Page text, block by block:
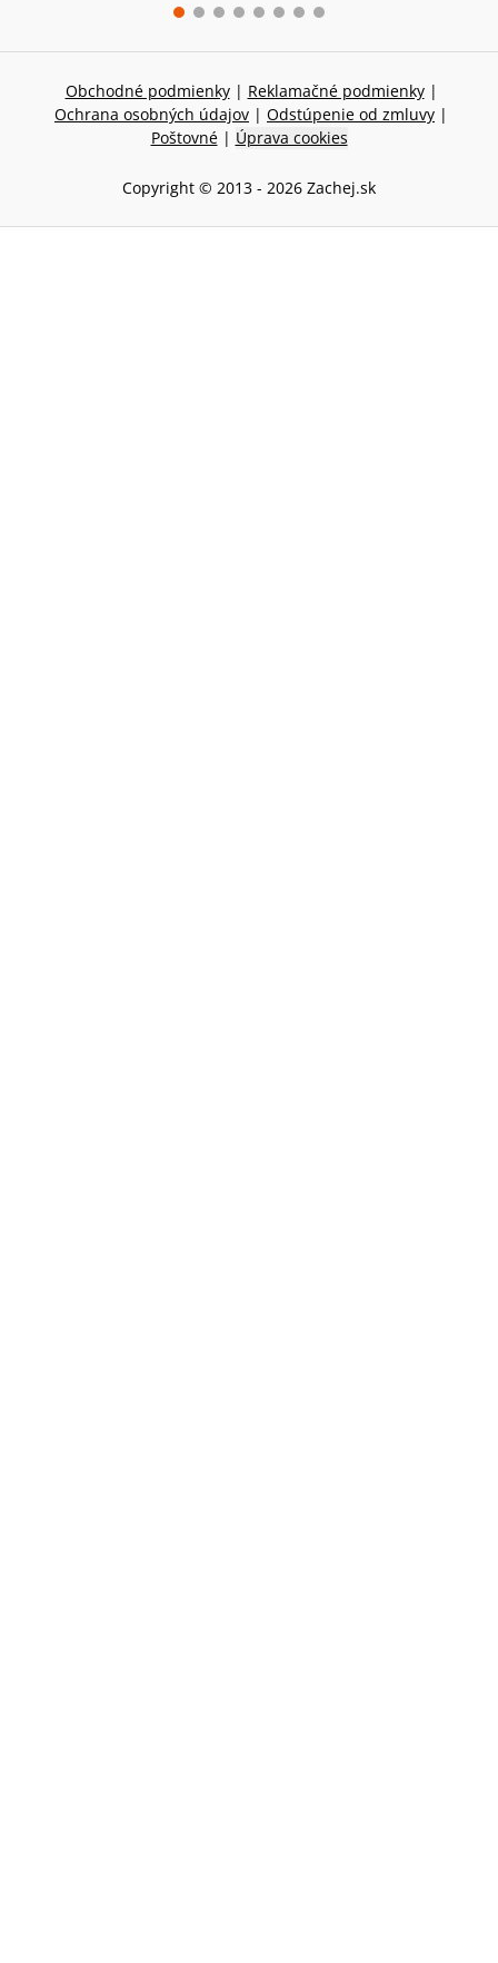
Obchodné podmienky | Reklamačné podmienky |
Ochrana osobných údajov | Odstúpenie od zmluvy |
Poštovné | Úprava cookies
Copyright © 2013 - 2026 Zachej.sk